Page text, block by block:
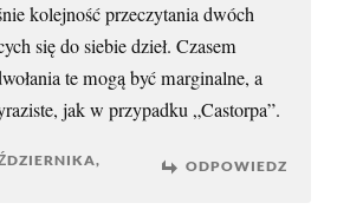
kolejność przeczytania dwóch
się do siebie dzieł. Czasem
te mogą być marginalne, a
jak w przypadku „Castorpa”.
ODPOWIEDZ